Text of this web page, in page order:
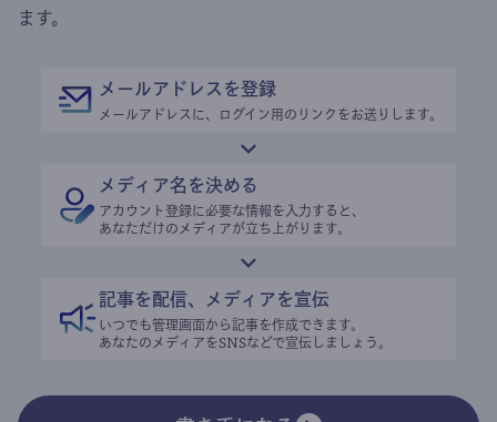
ます。
メールアドレスを登録
メールアドレスに、ログイン用のリンクをお送りします。
メディア名を決める
アカウント登録に必要な情報を入力すると、
あなただけのメディアが立ち上がります。
記事を配信、メディアを宣伝
いつでも管理画面から記事を作成できます。
あなたのメディアをSNSなどで宣伝しましょう。